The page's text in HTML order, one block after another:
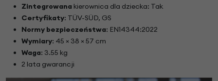
Zintegrowana kierownica dla dziecka: Tak
Certyfikaty: TÜV-SÜD, GS
Normy bezpieczeństwa: EN14344:2022
Wymiary: 45 × 38 × 57 cm
Waga: 3.55 kg
2 lata gwarancji